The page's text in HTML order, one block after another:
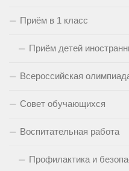
Приём в 1 класс
Приём детей
Всероссийская
Совет обучающихся
Воспитательная работа
Профилактика и